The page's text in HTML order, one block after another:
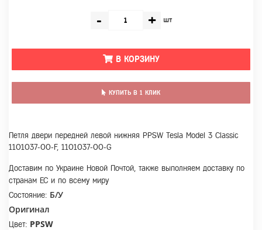
- + шт
В КОРЗИНУ
КУПИТЬ В 1 КЛИК
Петля двери передней левой нижняя PPSW Tesla Model 3 Classic
1101037-00-F, 1101037-00-G
Доставим по Украине Новой Почтой, также выполняем доставку по
странам ЕС и по всему миру
Состояние: Б/У
Оригинал
Цвет: PPSW